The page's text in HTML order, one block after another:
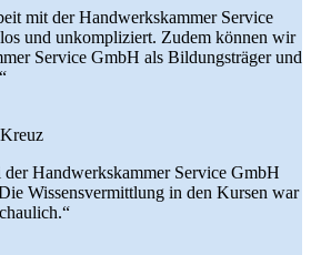
mit der Handwerkskammer Service
und unkompliziert. Zudem können wir
Service GmbH als Bildungsträger und
der Handwerkskammer Service GmbH
Wissensvermittlung in den Kursen war